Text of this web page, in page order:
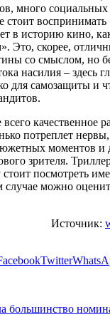
много социальных
стоит
в историю кино,
Это, скорее,
со смыслом, но
насилия – здесь
для самозащиты и
качественное
потреплет
моментов и
зрителя.
стоит посмотреть
случае можно
Источник:
Twitter
большинство